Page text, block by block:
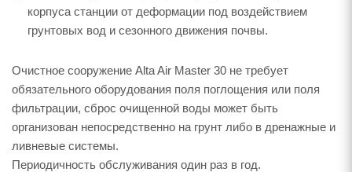
корпуса станции от деформации под воздействием
грунтовых вод и сезонного движения почвы.
Очистное сооружение Alta Air Master 30 не требует
обязательного оборудования поля поглощения или поля
фильтрации, сброс очищенной воды может быть
организован непосредственно на грунт либо в дренажные и
ливневые системы.
Периодичность обслуживания один раз в год.